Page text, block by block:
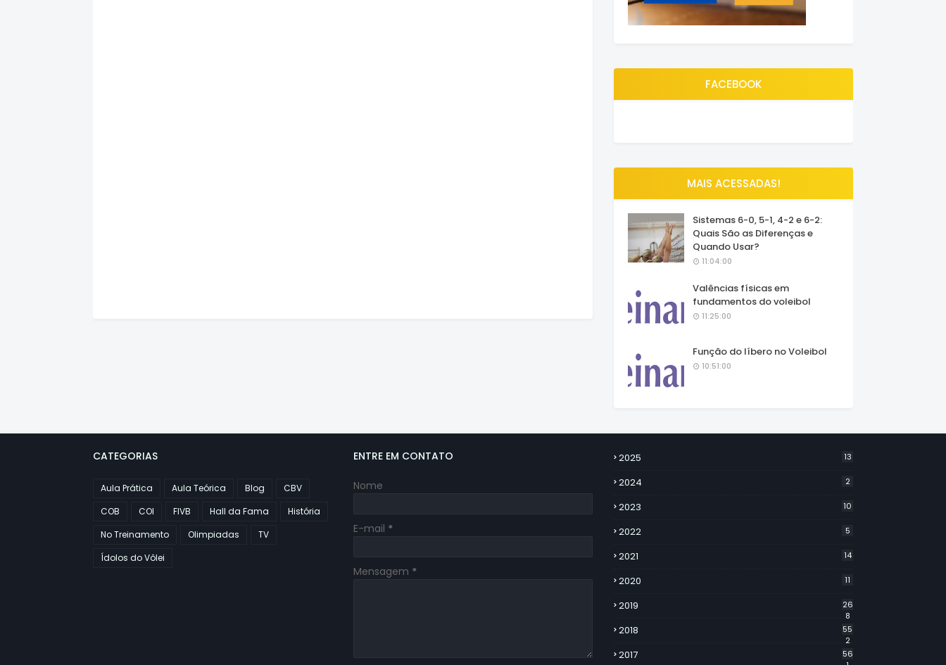
FACEBOOK
MAIS ACESSADAS!
Sistemas 6-0, 5-1, 4-2 e 6-2:
Quais São as Diferenças e
Quando Usar?
11:04:00
Valências físicas em
fundamentos do voleibol
11:25:00
Função do líbero no Voleibol
10:51:00
CATEGORIAS
Aula Prática Aula Teórica Blog
CBV
COB
COI FIVB Hall da Fama
História
No Treinamento
Olimpiadas
TV
Ídolos do Vôlei
ENTRE EM CONTATO
Nome
E-mail *
Mensagem *
2025 13
2024 2
2023 10
2022 5
2021 14
2020 11
2019
26
8
2018
55
2
2017
56